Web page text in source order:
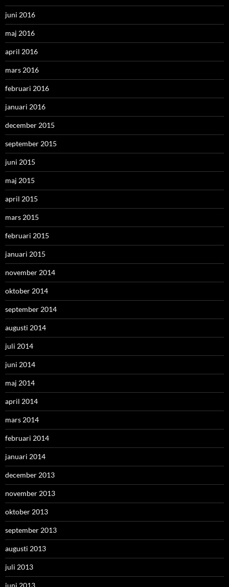
juni 2016
maj 2016
april 2016
mars 2016
februari 2016
januari 2016
december 2015
september 2015
juni 2015
maj 2015
april 2015
mars 2015
februari 2015
januari 2015
november 2014
oktober 2014
september 2014
augusti 2014
juli 2014
juni 2014
maj 2014
april 2014
mars 2014
februari 2014
januari 2014
december 2013
november 2013
oktober 2013
september 2013
augusti 2013
juli 2013
juni 2013